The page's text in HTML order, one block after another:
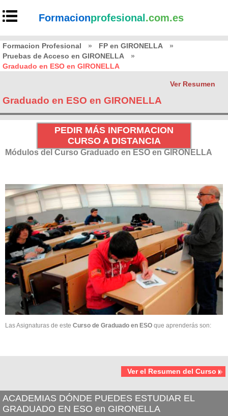
Formacionprofesional .com.es
Formacion Profesional » FP en GIRONELLA
»
Pruebas de Acceso en GIRONELLA
»
Graduado en ESO en GIRONELLA
Ver Resumen
Graduado en ESO en GIRONELLA
PEDIR MÁS INFORMACION
CURSO A DISTANCIA
Módulos del Curso Graduado en ESO en GIRONELLA
Las Asignaturas de este Curso de Graduado en ESO que aprenderás son:
Ver el Resumen del Curso
ACADEMIAS DÓNDE PUEDES ESTUDIAR EL
GRADUADO EN ESO en GIRONELLA